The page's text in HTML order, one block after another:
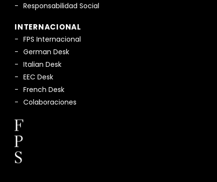
Responsabilidad Social
INTERNACIONAL
FPS Internacional
German Desk
Italian Desk
EEC Desk
French Desk
Colaboraciones